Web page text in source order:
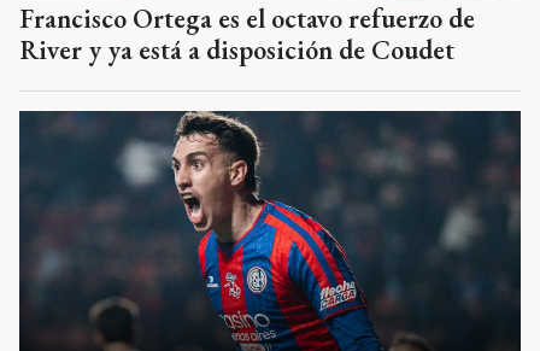
Francisco Ortega es el octavo refuerzo de
River y ya está a disposición de Coudet